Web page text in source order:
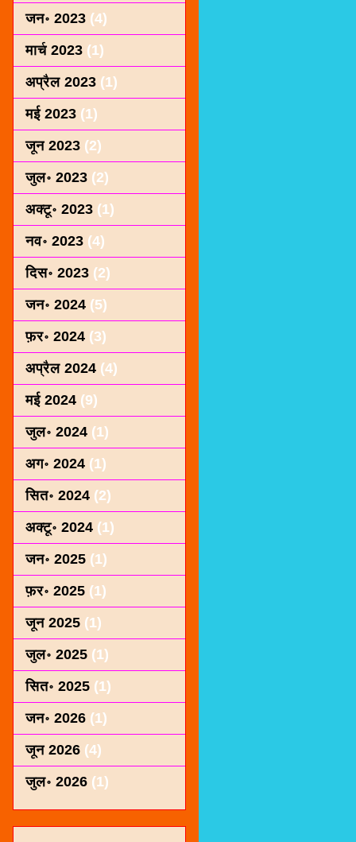
जन॰ 2023 (4)
मार्च 2023 (1)
अप्रैल 2023 (1)
मई 2023 (1)
जून 2023 (2)
जुल॰ 2023 (2)
अक्टू॰ 2023 (1)
नव॰ 2023 (4)
दिस॰ 2023 (2)
जन॰ 2024 (5)
फ़र॰ 2024 (3)
अप्रैल 2024 (4)
मई 2024 (9)
जुल॰ 2024 (1)
अग॰ 2024 (1)
सित॰ 2024 (2)
अक्टू॰ 2024 (1)
जन॰ 2025 (1)
फ़र॰ 2025 (1)
जून 2025 (1)
जुल॰ 2025 (1)
सित॰ 2025 (1)
जन॰ 2026 (1)
जून 2026 (4)
जुल॰ 2026 (1)